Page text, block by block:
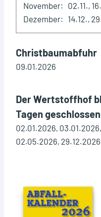
November: 02.11.,
Dezember: 14.12.,
Christbaumabfuhr
09.01.2026
Der Wertstoffhof
Tagen geschlossen
02.01.2026,
02.05.2026,